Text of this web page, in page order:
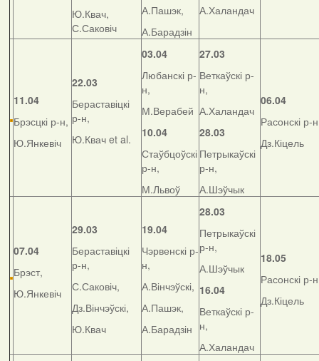
Ю.Квач,
С.Саковіч
А.Пашэк,
А.Барадзін
А.Халандач
11.04
Брэсцкі р-н,
Ю.Янкевіч
22.03
Бераставіцкі
р-н,
Ю.Квач et al.
03.04
Любанскі р-
н,
М.Верабей
10.04
Стаўбцоўскі
р-н,
М.Львоў
27.03
Веткаўскі р-
н,
А.Халандач
28.03
Петрыкаўскі
р-н,
А.Шэўчык
06.04
Расонскі р-
Дз.Кіцель
07.04
Брэст,
Ю.Янкевіч
29.03
Бераставіцкі
р-н,
С.Саковіч,
Дз.Вінчэўскі,
Ю.Квач
19.04
Чэрвенскі р-
н,
А.Вінчэўскі,
А.Пашэк,
А.Барадзін
28.03
Петрыкаўскі
р-н,
А.Шэўчык
16.04
Веткаўскі р-
н,
А.Халандач
18.05
Расонскі р-
Дз.Кіцель